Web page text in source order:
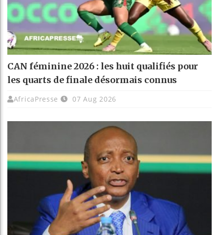
CAN féminine 2026 : les huit qualifiés pour
les quarts de finale désormais connus
AfricaPresse 07 Aug 2026